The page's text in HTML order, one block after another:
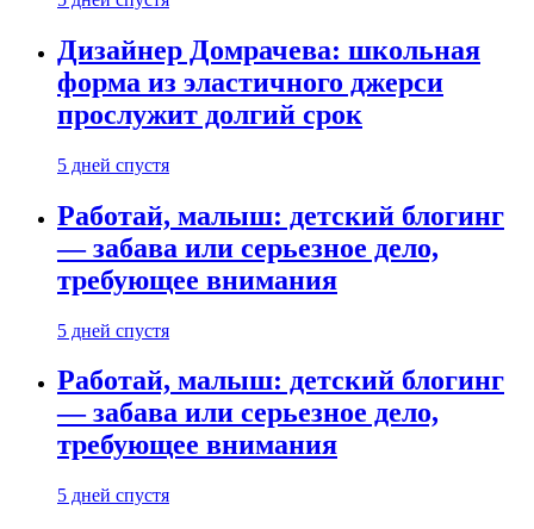
Дизайнер Домрачева: школьная
форма из эластичного джерси
прослужит долгий срок
5 дней спустя
Работай, малыш: детский блогинг
— забава или серьезное дело,
требующее внимания
5 дней спустя
Работай, малыш: детский блогинг
— забава или серьезное дело,
требующее внимания
5 дней спустя